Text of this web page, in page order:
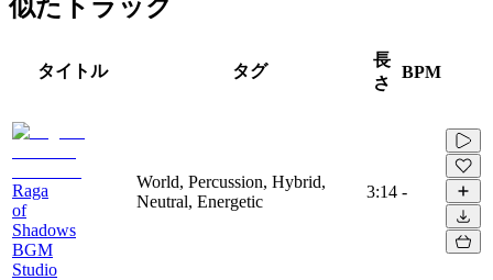
似たトラック
タイトル タグ
長
さ
BPM
Raga
of
Shadows
BGM
Studio
World, Percussion, Hybrid,
Neutral, Energetic
3:14 -